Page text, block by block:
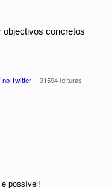
objectivos concretos
no Twitter 31594 leituras
é possível!